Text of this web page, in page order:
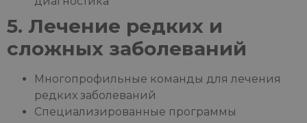
5. Лечение редких и
сложных заболеваний
Многопрофильные команды для лечения
редких заболеваний
Специализированные программы